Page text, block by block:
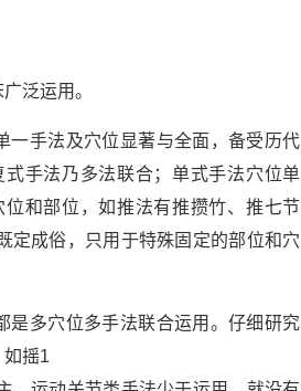
泛运用。
一手法及穴位显著与全面，备受历代
手法乃多法联合；单式手法穴位单
和部位，如推法有推攒竹、推七节
定成俗，只用于特殊固定的部位和穴
是多穴位多手法联合运用。仔细研究
摇1